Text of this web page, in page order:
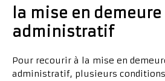
la mise en
administratif
Pour recourir à la mise en
administratif, plusieurs